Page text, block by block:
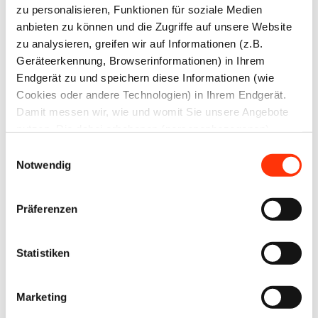
zu personalisieren, Funktionen für soziale Medien
anbieten zu können und die Zugriffe auf unsere Website
zu analysieren, greifen wir auf Informationen (z.B.
Geräteerkennung, Browserinformationen) in Ihrem
Endgerät zu und speichern diese Informationen (wie
Cookies oder andere Technologien) in Ihrem Endgerät.
Damit messen wir, wie und womit Sie unsere Angebote
Werbung und Analysen weiter. Ihre Daten können mit
mehreren ausgewählten Partnern geteilt werden, die sich
je nach unseren aktuellen Geschäftsbeziehungen ändern
können. Indem Sie „Alle zulassen“ klicken, stimmen Sie
und Datenverarbeitung zu.
Notwendig
Präferenzen
Statistiken
Marketing
E-Mail-Adresse
Passwort:
Zur Übersicht